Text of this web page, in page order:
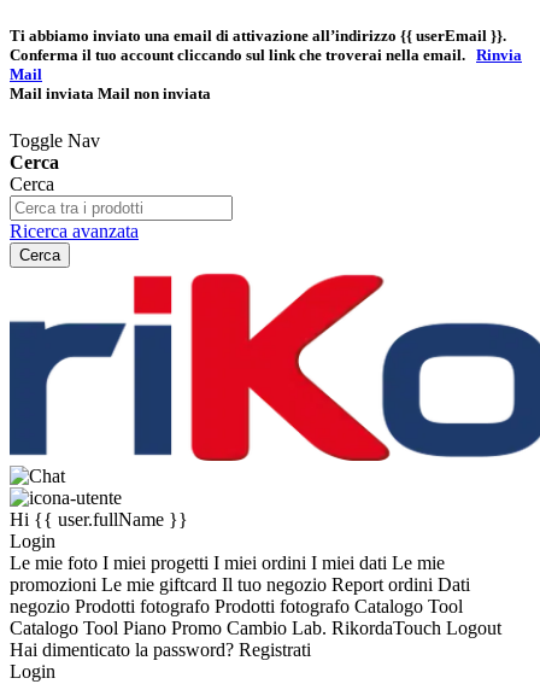
Ti abbiamo inviato una email di attivazione all’indirizzo {{ userEmail }}.
Conferma il tuo account cliccando sul link che troverai nella email. Rinvia
Mail
Mail inviata Mail non inviata
Toggle Nav
Cerca
Cerca
Ricerca avanzata
Cerca
Hi {{ user.fullName }}
Login
Le mie foto I miei progetti I miei ordini I miei dati Le mie
promozioni Le mie giftcard Il tuo negozio Report ordini Dati
negozio Prodotti fotografo Prodotti fotografo Catalogo Tool
Catalogo Tool Piano Promo Cambio Lab. RikordaTouch Logout
Hai dimenticato la password? Registrati
Login